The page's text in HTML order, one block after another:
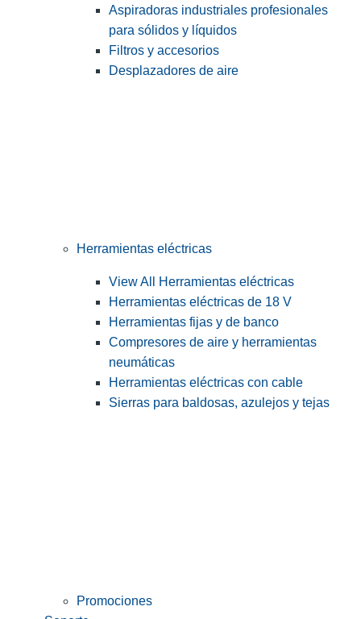
Aspiradoras industriales profesionales
para sólidos y líquidos
Filtros y accesorios
Desplazadores de aire
Herramientas eléctricas
View All Herramientas eléctricas
Herramientas eléctricas de 18 V
Herramientas fijas y de banco
Compresores de aire y herramientas
neumáticas
Herramientas eléctricas con cable
Sierras para baldosas, azulejos y tejas
Promociones